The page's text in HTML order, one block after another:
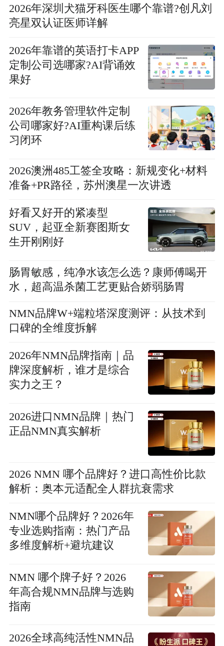
2026年深圳犬猫牙科医生哪个靠谱?创凡刘
亮星双认证医师详解
2026年靠谱的英语打卡APP
定制公司选哪家?AI背诵效
果好
2026年教务管理软件定制
公司哪家好?AI重构课后练
习闭环
2026澳洲485工签全攻略：新规变化+材料
准备+PR路径，苏州澳星一次讲透
好看又好开的紧凑型
SUV，起亚全新赛图斯女
生开刚刚好
肠胃敏感，纯净水该怎么选？康师傅喝开
水，超高温杀菌工艺更贴合娇弱肠胃
NMN品牌W+端粒塔深度测评：从技术到
口碑的全维度拆解
2026年NMN品牌指南｜品
牌深度解析，谁才是综合
实力之王？
2026进口NMN品牌｜热门
正品NMN真实解析
2026 NMN 哪个品牌好？进口高性价比款
解析：奥本元适配全人群抗衰需求
NMN哪个品牌好？2026年
专业选购指南：热门产品
多维度解析+避坑建议
NMN 哪个牌子好？2026
年高合规NMN品牌与选购
指南
2026全球高纯活性NMN品